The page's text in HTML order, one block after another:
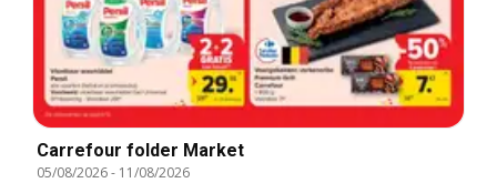
Carrefour folder Market
05/08/2026- 11/08/2026